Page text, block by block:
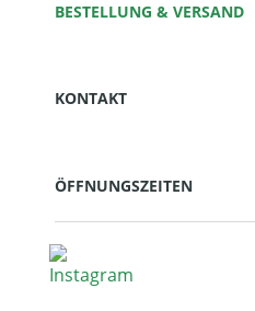
BESTELLUNG & VERSAND
KONTAKT
ÖFFNUNGSZEITEN